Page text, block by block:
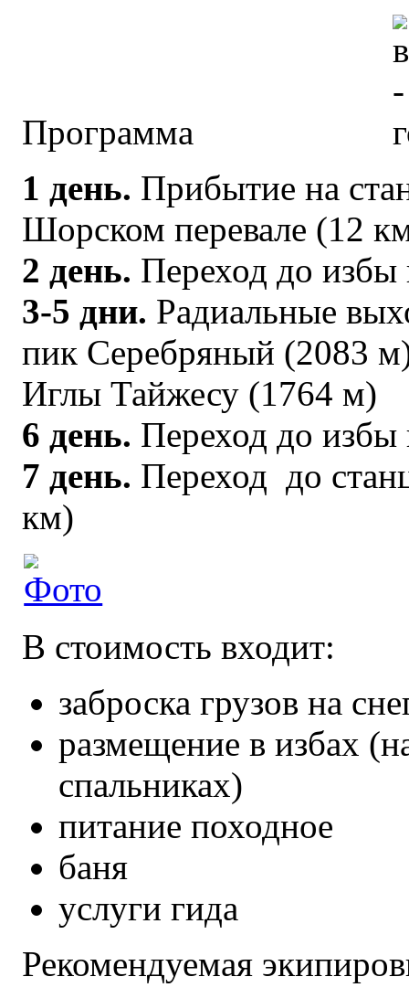
Программа
1 день. Прибытие на
Шорском перевале (12
2 день. Переход до
3-5 дни. Радиальные
пик Серебряный (2083
Иглы Тайжесу (1764 м)
6 день. Переход до
7 день. Переход до
км)
В стоимость входит:
заброска грузов на
размещение в избах
спальниках)
питание походное
баня
услуги гида
Рекомендуемая